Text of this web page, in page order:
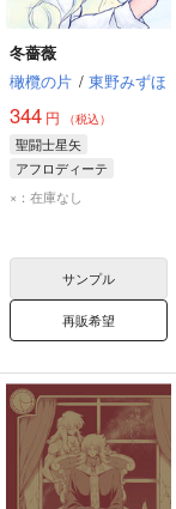
冬薔薇
橄欖の片 / 東野みずほ
344 円 （税込）
聖闘士星矢
アフロディーテ
カミュ
×：在庫なし
サンプル
再販希望